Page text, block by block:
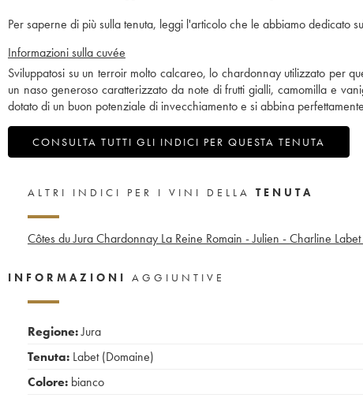
Per saperne di più sulla tenuta, leggi l'articolo che le abbiamo dedicato
Informazioni sulla cuvée
Sviluppatosi su un terroir molto calcareo, lo chardonnay utilizzato per
un naso generoso caratterizzato da note di frutti gialli, camomilla e
dotato di un buon potenziale di invecchiamento e si abbina
CONSULTA TUTTI GLI INDICI PER QUESTA TENUTA
ALTRI INDICI PER I VINI DELLA TENUTA
Côtes du Jura Chardonnay La Reine Romain - Julien - Charline Labet
INFORMAZIONI AGGIUNTIVE
Regione:Jura
Tenuta: Labet (Domaine)
Colore: bianco